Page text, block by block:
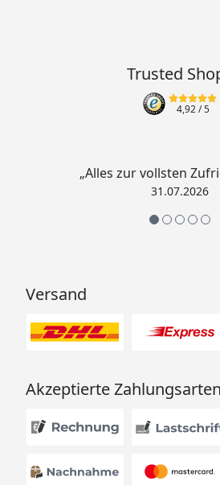
Trusted
4,92/ 5
„Alles zur vollsten
31.07.2026
Versand
Akzeptierte Zahlungsarten